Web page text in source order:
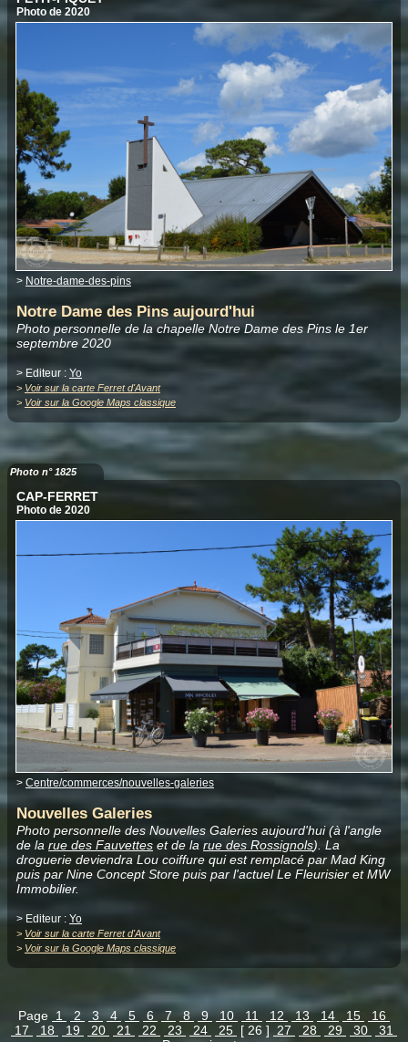
Photo de 2020
> Notre-dame-des-pins
Notre Dame des Pins aujourd'hui
Photo personnelle de la chapelle Notre Dame des Pins le 1er
septembre 2020
> Editeur : Yo
> Voir sur la carte Ferret d'Avant
> Voir sur la Google Maps classique
Photo n° 1825
CAP-FERRET
Photo de 2020
> Centre/commerces/nouvelles-galeries
Nouvelles Galeries
Photo personnelle des Nouvelles Galeries aujourd'hui (à l'angle
de la rue des Fauvettes et de la rue des Rossignols). La
droguerie deviendra Lou coiffure qui est remplacé par Mad King
puis par Nine Concept Store puis par l'actuel Le Fleurisier et MW
Immobilier.
> Editeur : Yo
> Voir sur la carte Ferret d'Avant
> Voir sur la Google Maps classique
Page 1 2 3 4 5 6 7 8 9 10 11 12 13 14 15
16
17
18 19 20 21 22 23 24 25 [ 26 ] 27 28 29 30
31